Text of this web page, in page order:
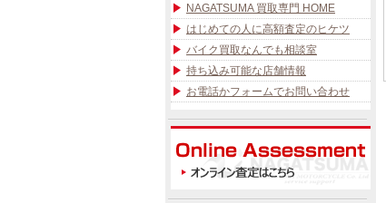
NAGATSUMA 買取専門 HOME
はじめての人に高額査定のヒケツ
バイク買取なんでも相談室
持ち込み可能な店舗情報
お電話かフォームでお問い合わせ